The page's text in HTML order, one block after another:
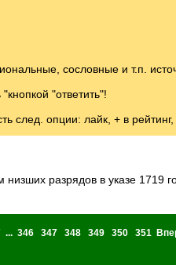
сословные и т.п.
"ответить"!
опции: лайк, + в рейтинг,
разрядов в указе 1719
... 346 347 348 349 350 351